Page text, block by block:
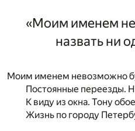
«Моим именем
назвать ни
Моим именем невозможно
Постоянные переезды.
К виду из окна. Тону
Жизнь по городу